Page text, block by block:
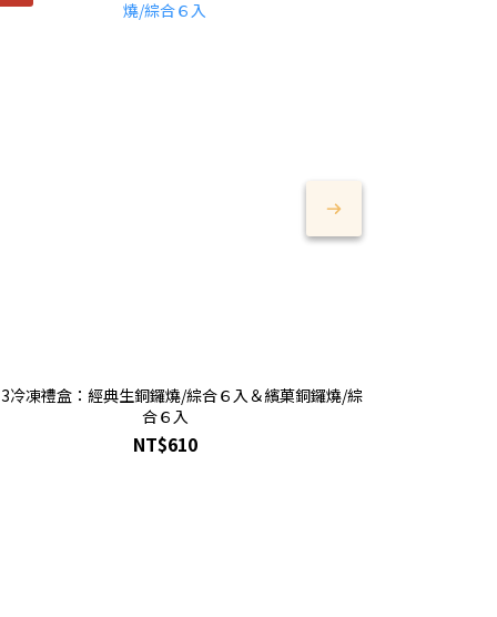
冷凍禮盒：經典生銅鑼燒/綜合６入＆繽菓銅鑼燒/綜
合６入
NT$610